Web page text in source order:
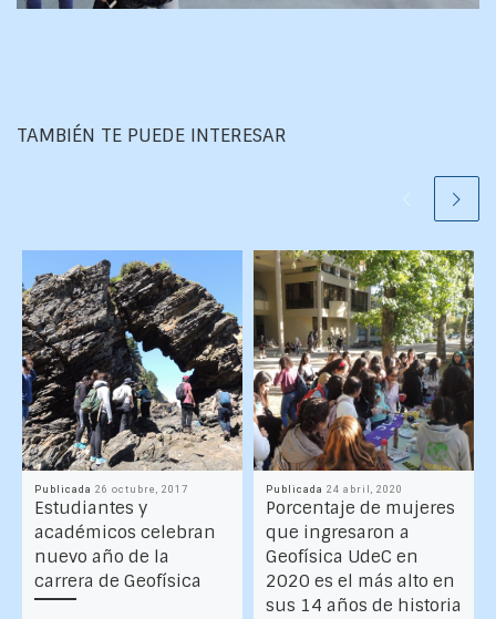
TAMBIÉN TE PUEDE INTERESAR
Publicada 26 octubre, 2017
Estudiantes y
académicos celebran
nuevo año de la
carrera de Geofísica
Publicada 24 abril, 2020
Porcentaje de mujeres
que ingresaron a
Geofísica UdeC en
2020 es el más alto en
sus 14 años de historia